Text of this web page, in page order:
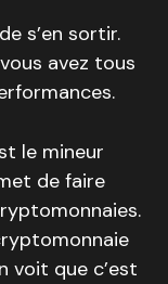
s’en sortir.
avez tous
le mineur
de faire
voit que c’est